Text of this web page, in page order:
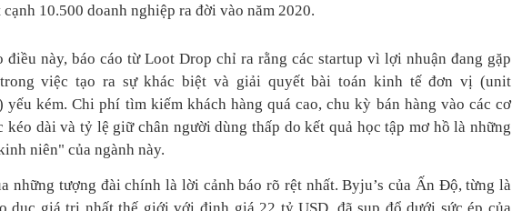
cạnh 10.500 doanh nghiệp ra đời vào năm 2020.
điều này, báo cáo từ Loot Drop chỉ ra rằng các startup vì lợi nhuận đang gặp
việc tạo ra sự khác biệt và giải quyết bài toán kinh tế đơn vị (unit
yếu kém. Chi phí tìm kiếm khách hàng quá cao, chu kỳ bán hàng vào các cơ
kéo dài và tỷ lệ giữ chân người dùng thấp do kết quả học tập mơ hồ là những
niên" của ngành này.
những tượng đài chính là lời cảnh báo rõ rệt nhất. Byju’s của Ấn Độ, từng là